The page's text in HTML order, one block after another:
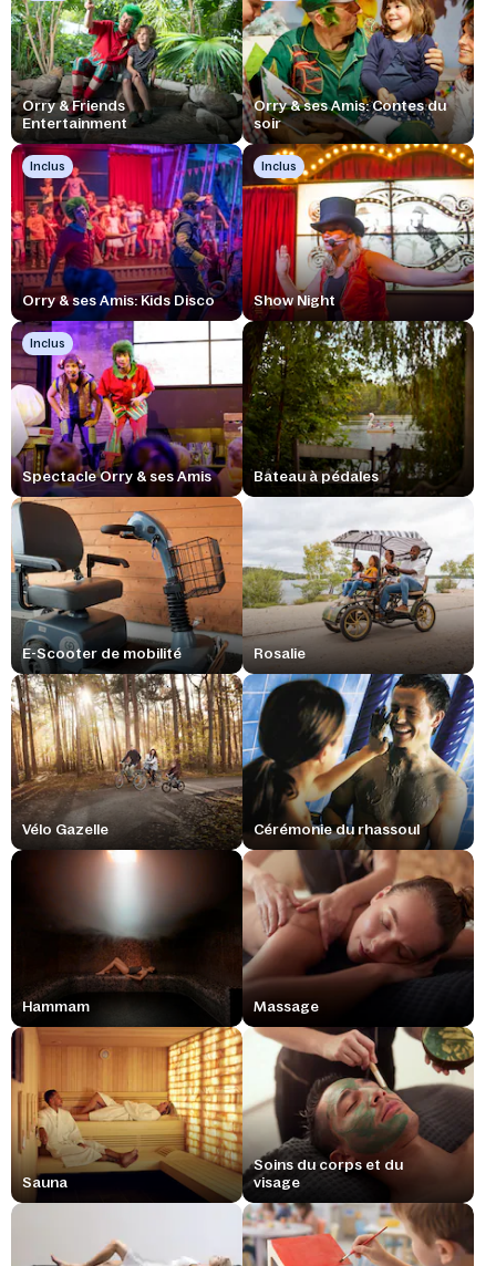
Orry & Friends
Entertainment
Orry & ses Amis: Contes du
soir
Inclus
Orry & ses Amis: Kids Disco
Inclus
Show Night
Inclus
Spectacle Orry & ses Amis Bateau à pédales
E-Scooter de mobilité Rosalie
Vélo Gazelle Cérémonie du rhassoul
Hammam Massage
Sauna
Soins du corps et du
visage